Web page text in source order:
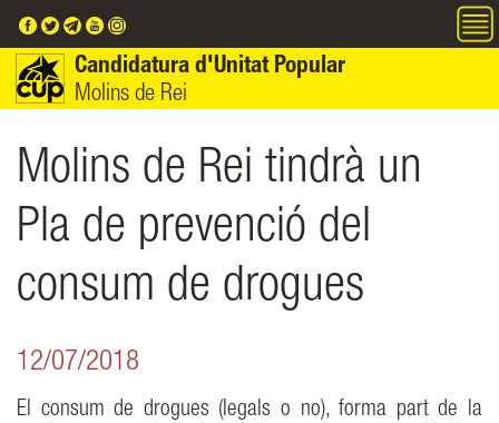
Candidatura d'Unitat Popular
Molins de Rei
Molins de Rei tindrà un
Pla de prevenció del
consum de drogues
12/07/2018
El consum de drogues (legals o no), forma part de la